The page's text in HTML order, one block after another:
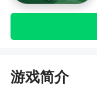
游戏简介